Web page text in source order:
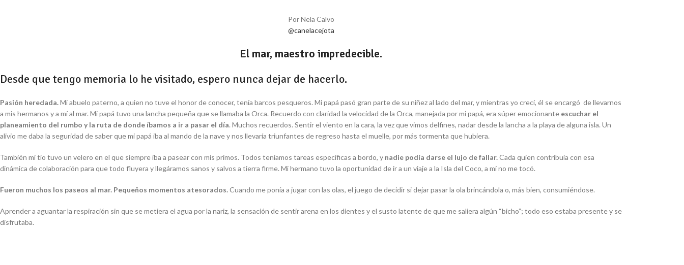
Por Nela Calvo
@canelacejota
El mar, maestro impredecible.
Desde que tengo memoria lo he visitado, espero nunca dejar de hacerlo.
Pasión heredada.Mi abuelo paterno, a quien no tuve el honor de conocer, tenía barcos pesqueros. Mi papá pasó gran parte de su niñez al lado del mar, y mientras yo crecí, él se encargó de llevarnos
a mis hermanos y a mí al mar. Mi papá tuvo una lancha pequeña que se llamaba la Orca. Recuerdo con claridad la velocidad de la Orca, manejada por mi papá, era súper emocionante escuchar el
planeamiento del rumbo y la ruta de donde íbamos a ir a pasar el día. Muchos recuerdos. Sentir el viento en la cara, la vez que vimos delfines, nadar desde la lancha a la playa de alguna isla. Un
alivio me daba la seguridad de saber que mi papá iba al mando de la nave y nos llevaría triunfantes de regreso hasta el muelle, por más tormenta que hubiera.
También mi tío tuvo un velero en el que siempre iba a pasear con mis primos. Todos teníamos tareas específicas a bordo, y nadie podía darse el lujo de fallar.Cada quien contribuía con esa
dinámica de colaboración para que todo fluyera y llegáramos sanos y salvos a tierra firme. Mi hermano tuvo la oportunidad de ir a un viaje a la Isla del Coco, a mí no me tocó.
Fueron muchos los paseos al mar. Pequeños momentos atesorados.Cuando me ponía a jugar con las olas, el juego de decidir si dejar pasar la ola brincándola o, más bien, consumiéndose.
Aprender a aguantar la respiración sin que se metiera el agua por la nariz, la sensación de sentir arena en los dientes y el susto latente de que me saliera algún “bicho”; todo eso estaba presente y se
disfrutaba.